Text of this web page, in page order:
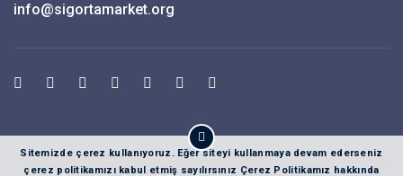
info@sigortamarket.org
Sitemizde çerez kullanıyoruz. Eğer siteyi kullanmaya devam ederseniz
çerez politikamızı kabul etmiş sayılırsınız Çerez Politikamız hakkında